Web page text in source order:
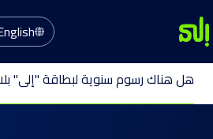
هل هناك رسوم سنوية لبطاقة "إلى"